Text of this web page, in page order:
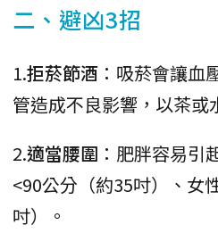
二、避凶3招
1.拒菸節酒 ：吸菸會讓血
管造成不良影響，以茶或
2.適當腰圍 ：肥胖容易引
<90公分（約35吋）、女
吋）。